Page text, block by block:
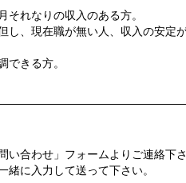
れなりの収入のある方。
し、現在職が無い人、収入の安定
できる方。
い合わせ」フォームよりご連絡下
に入力して送って下さい。